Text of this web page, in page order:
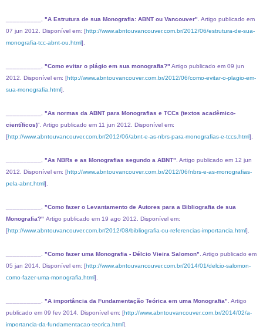
"A Estrutura de sua Monografia: ABNT ou Vancouver" . Artigo publicado em
07 jun 2012. Disponível em: [http://www.abntouvancouver.com.br/2012/06/estrutura-de-sua-
monografia-tcc-abnt-ou.html].
"Como evitar o plágio em sua monografia?" Artigo publicado em 09 jun
2012. Disponível em: [http://www.abntouvancouver.com.br/2012/06/como-evitar-o-plagio-em-
sua-monografia.html].
"As normas da ABNT para Monografias e TCCs (textos acadêmico-
científicos)". Artigo publicado em 11 jun 2012. Disponível em:
[http://www.abntouvancouver.com.br/2012/06/abnt-e-as-nbrs-para-monografias-e-tccs.html].
"As NBRs e as Monografias segundo a ABNT" . Artigo publicado em 12 jun
2012. Disponível em: [http://www.abntouvancouver.com.br/2012/06/nbrs-e-as-monografias-
pela-abnt.html].
"Como fazer o Levantamento de Autores para a Bibliografia de sua
Monografia?" Artigo publicado em 19 ago 2012. Disponível em:
[http://www.abntouvancouver.com.br/2012/08/bibliografia-ou-referencias-importancia.html].
"Como fazer uma Monografia - Délcio Vieira Salomon" . Artigo publicado em
05 jan 2014. Disponível em: [http://www.abntouvancouver.com.br/2014/01/delcio-salomon-
como-fazer-uma-monografia.html].
"A importância da Fundamentação Teórica em uma Monografia" . Artigo
publicado em 09 fev 2014. Disponível em: [http://www.abntouvancouver.com.br/2014/02/a-
importancia-da-fundamentacao-teorica.html].